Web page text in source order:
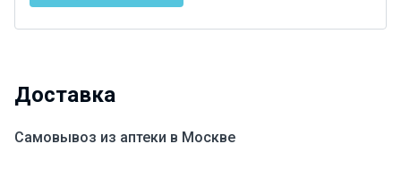
Доставка
Самовывоз из аптеки в Москве